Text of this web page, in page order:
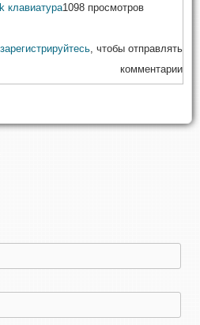
клавиатура1098 просмотров
зарегистрируйтесь , чтобы отправлять
комментарии